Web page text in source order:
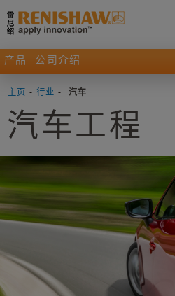
产品 公司介绍
主页 - 行业 - 汽车
汽车工程